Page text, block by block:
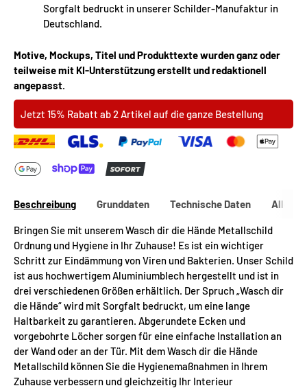
Sorgfalt bedruckt in unserer Schilder-Manufaktur in
Deutschland.
Motive, Mockups, Titel und Produkttexte wurden ganz oder
teilweise mit KI-Unterstützung erstellt und redaktionell
angepasst.
Jetzt 15% Rabatt ab 2 Artikel auf die ganze Bestellung
Beschreibung Grunddaten Technische Daten
Bringen Sie mit unserem Wasch dir die Hände Metallschild
Ordnung und Hygiene in Ihr Zuhause! Es ist ein wichtiger
Schritt zur Eindämmung von Viren und Bakterien. Unser Schild
ist aus hochwertigem Aluminiumblech hergestellt und ist in
drei verschiedenen Größen erhältlich. Der Spruch „Wasch dir
die Hände“ wird mit Sorgfalt bedruckt, um eine lange
Haltbarkeit zu garantieren. Abgerundete Ecken und
vorgebohrte Löcher sorgen für eine einfache Installation an
der Wand oder an der Tür. Mit dem Wasch dir die Hände
Metallschild können Sie die Hygienemaßnahmen in Ihrem
Zuhause verbessern und gleichzeitig Ihr Interieur